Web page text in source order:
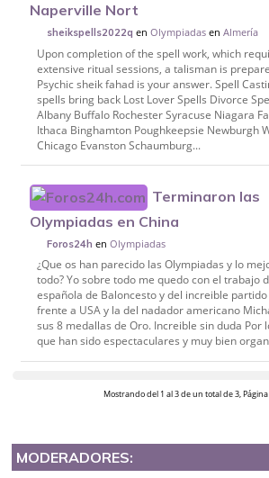
Naperville Nort
sheikspells2022q enOlympiadas enAlmería
Upon completion of the spell work, which
extensive ritual sessions, a talisman is
Psychic sheik fahad is your answer. Spell
spells bring back Lost Lover Spells Divorce
Albany Buffalo Rochester Syracuse Niagara
Ithaca Binghamton Poughkeepsie Newburgh
Chicago Evanston Schaumburg...
Terminaron las
Olympiadas en China
Foros24h enOlympiadas
¿Que os han parecido las Olympiadas y lo
todo? Yo sobre todo me quedo con el trabajo
española de Baloncesto y del increible
frente a USA y la del nadador americano
sus 8 medallas de Oro. Increible sin duda Por
que han sido espectaculares y muy bien
Mostrando del 1 al 3 de un total de 3, Página
MODERADORES: